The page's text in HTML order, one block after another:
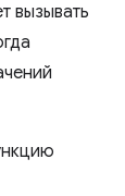
вызывать